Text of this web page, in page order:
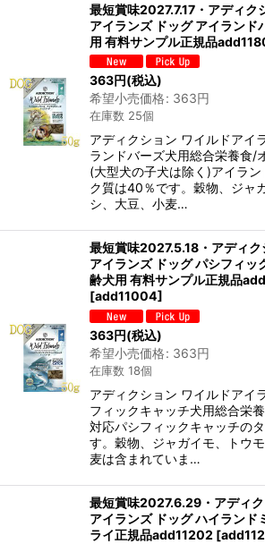
絞り込む
最短賞味2027.7.17・アディク
アイランズ ドッグ アイラン
用 有料サンプル正規品
363円(税込)
希望小売価格: 363円
在庫数 25個
アディクション ワイルドアイ
ランドバーズ犬用総合栄養食/
(大型犬の子犬は除く)アイラ
ク質は40％です。穀物、ジャ
シ、大豆、小麦…
最短賞味2027.5.18・アディク
アイランズ ドッグ パシフィ
齢犬用 有料サンプル正規品
[add11004]
363円(税込)
希望小売価格: 363円
在庫数 18個
アディクション ワイルドアイ
フィックキャッチ犬用総合栄
対応パシフィックキャッチの
す。穀物、ジャガイモ、トウ
麦は含まれていま…
最短賞味2027.6.29・アディ
アイランズ ドッグ ハイラン
ライ正規品add11202 [